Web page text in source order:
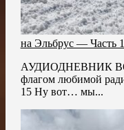
на Эльбрус — Часть
АУДИОДНЕВНИК
флагом любимой
15 Ну вот… мы...